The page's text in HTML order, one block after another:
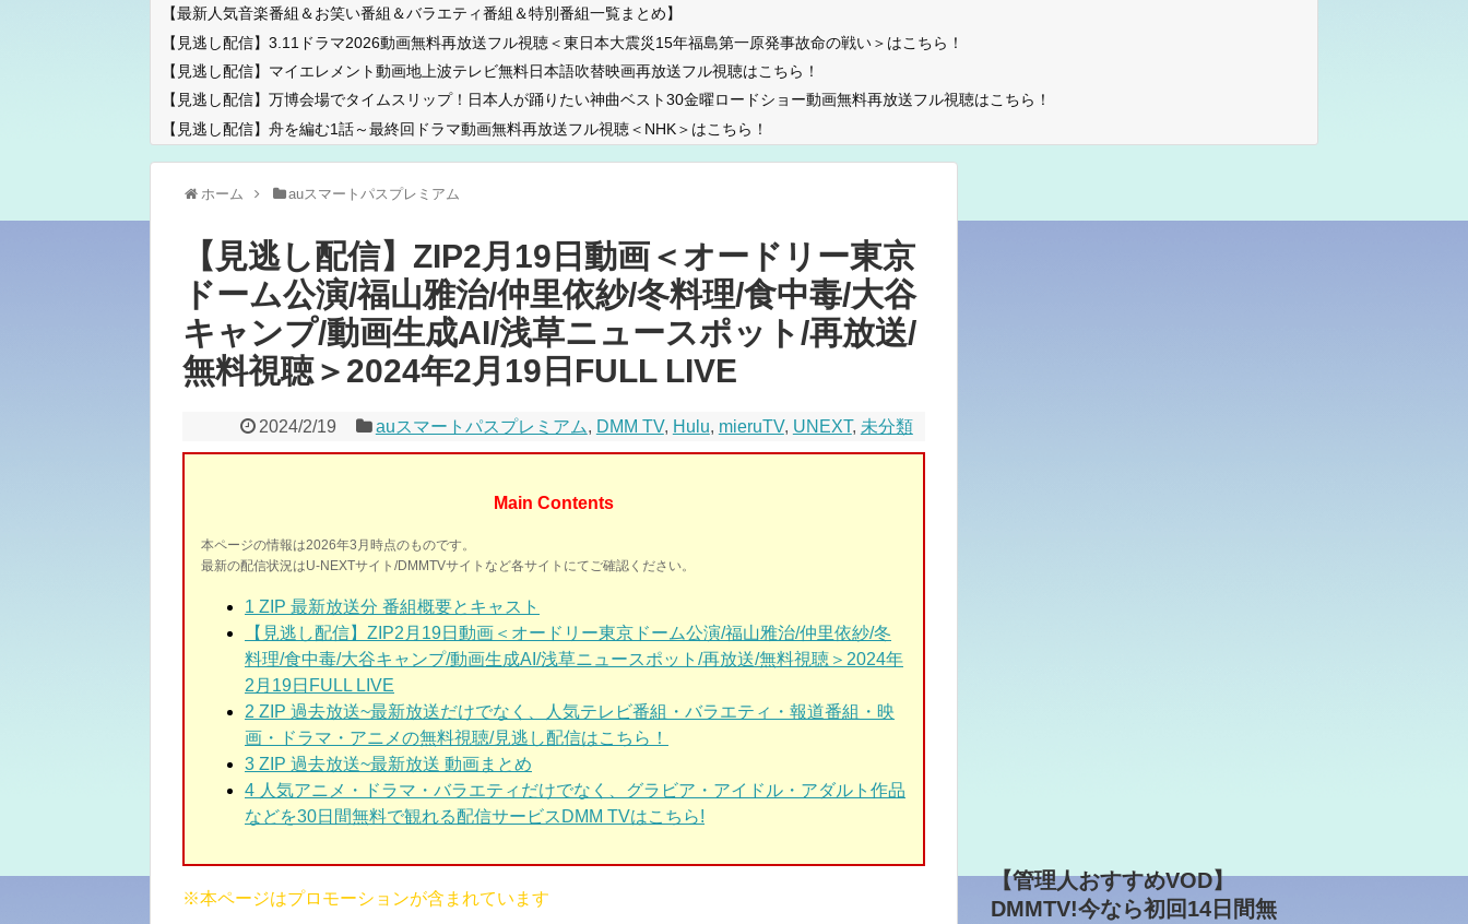
【最新人気音楽番組＆お笑い番組＆バラエティ番組＆特別番組一覧まとめ】
【見逃し配信】3.11ドラマ2026動画無料再放送フル視聴＜東日本大震災15年福島第一原発事故命の戦い＞はこちら！
【見逃し配信】マイエレメント動画地上波テレビ無料日本語吹替映画再放送フル視聴はこちら！
【見逃し配信】万博会場でタイムスリップ！日本人が踊りたい神曲ベスト30金曜ロードショー動画無料再放送フル視聴はこちら！
【見逃し配信】舟を編む1話～最終回ドラマ動画無料再放送フル視聴＜NHK＞はこちら！
ホーム auスマートパスプレミアム
【見逃し配信】ZIP2月19日動画＜オードリー東京
ドーム公演/福山雅治/仲里依紗/冬料理/食中毒/大谷
キャンプ/動画生成AI/浅草ニュースポット/再放送/
無料視聴＞2024年2月19日FULL LIVE
2024/2/19 auスマートパスプレミアム, DMM TV, Hulu, mieruTV, UNEXT, 未分類
Main Contents
本ページの情報は2026年3月時点のものです。
最新の配信状況はU-NEXTサイト/DMMTVサイトなど各サイトにてご確認ください。
1 ZIP 最新放送分 番組概要とキャスト
【見逃し配信】ZIP2月19日動画＜オードリー東京ドーム公演/福山雅治/仲里依紗/冬
料理/食中毒/大谷キャンプ/動画生成AI/浅草ニュースポット/再放送/無料視聴＞2024年
2月19日FULL LIVE
2 ZIP 過去放送~最新放送だけでなく、人気テレビ番組・バラエティ・報道番組・映
画・ドラマ・アニメの無料視聴/見逃し配信はこちら！
3 ZIP 過去放送~最新放送 動画まとめ
4 人気アニメ・ドラマ・バラエティだけでなく、グラビア・アイドル・アダルト作品
などを30日間無料で観れる配信サービスDMM TVはこちら!
※本ページはプロモーションが含まれています
【管理人おすすめVOD】
DMMTV!今なら初回14日間無